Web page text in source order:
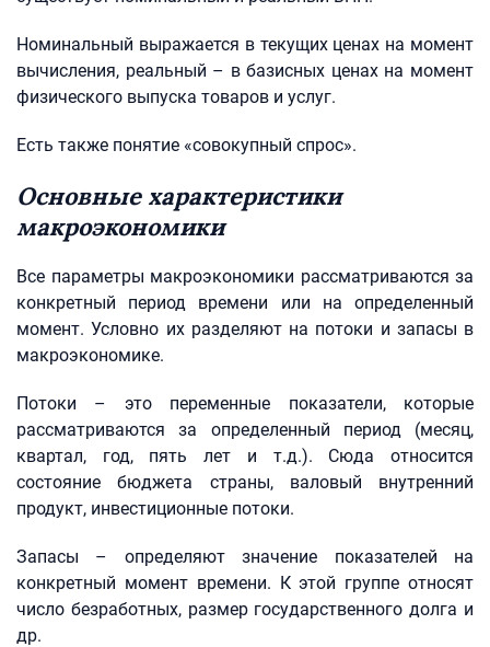
Номинальный выражается в текущих ценах на момент
вычисления, реальный – в базисных ценах на момент
физического выпуска товаров и услуг.
Есть также понятие «совокупный спрос».
Основные характеристики
макроэкономики
Все параметры макроэкономики рассматриваются за
конкретный период времени или на определенный
момент. Условно их разделяют на потоки и запасы в
макроэкономике.
Потоки – это переменные показатели, которые
рассматриваются за определенный период (месяц,
квартал, год, пять лет и т.д.). Сюда относится
состояние бюджета страны, валовый внутренний
продукт, инвестиционные потоки.
Запасы – определяют значение показателей на
конкретный момент времени. К этой группе относят
число безработных, размер государственного долга и
др.